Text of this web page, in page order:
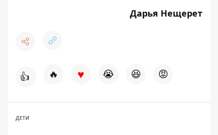
Дарья Нещерет
👍 🔥 ♥ 😭 😆 😡
ДЕТИ